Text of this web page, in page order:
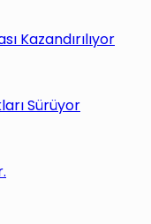
Kazandırılıyor
Sürüyor